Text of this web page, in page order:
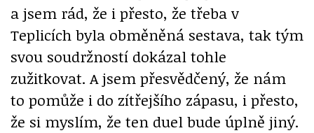
a jsem rád, že i přesto, že třeba v
Teplicích byla obměněná sestava, tak tým
svou soudržností dokázal tohle
zužitkovat. A jsem přesvědčený, že nám
to pomůže i do zítřejšího zápasu, i přesto,
že si myslím, že ten duel bude úplně jiný.